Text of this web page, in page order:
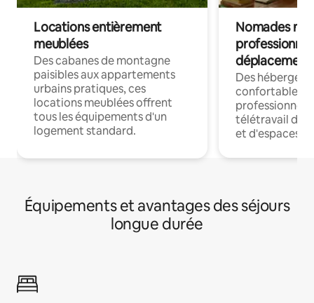
Locations entièrement
meublées
Des cabanes de montagne
paisibles aux appartements
urbains pratiques, ces
locations meublées offrent
tous les équipements d'un
logement standard.
Nomades
déplacement
Des
confortables
professionnels
télétravail
et d'espaces
Équipements et avantages des séjours
longue durée